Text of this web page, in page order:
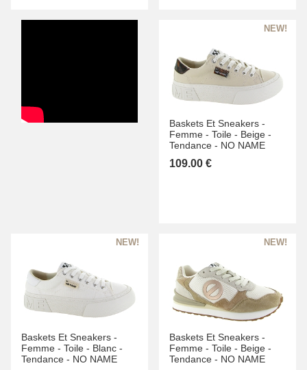
Baskets Et Sneakers -
Femme - Toile - Beige -
Tendance - NO NAME
109.00 €
Baskets Et Sneakers -
Femme - Toile - Blanc -
Tendance - NO NAME
Baskets Et Sneakers -
Femme - Toile - Beige -
Tendance - NO NAME